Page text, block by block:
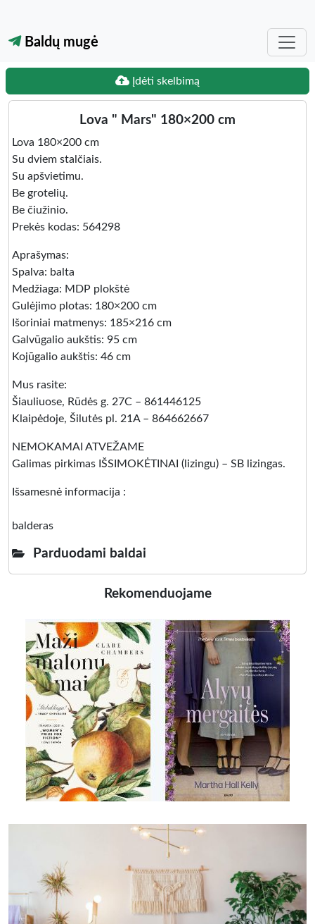
Baldų mugė
Įdėti skelbimą
Lova " Mars" 180×200 cm
Lova 180×200 cm
Su dviem stalčiais.
Su apšvietimu.
Be grotelių.
Be čiužinio.
Prekės kodas: 564298
Aprašymas:
Spalva: balta
Medžiaga: MDP plokštė
Gulėjimo plotas: 180×200 cm
Išoriniai matmenys: 185×216 cm
Galvūgalio aukštis: 95 cm
Kojūgalio aukštis: 46 cm
Mus rasite:
Šiauliuose, Rūdės g. 27C – 861446125
Klaipėdoje, Šilutės pl. 21A – 864662667
NEMOKAMAI ATVEŽAME
Galimas pirkimas IŠSIMOKĖTINAI (lizingu) – SB lizingas.
Išsamesnė informacija :
balderas
Parduodami baldai
Rekomenduojame